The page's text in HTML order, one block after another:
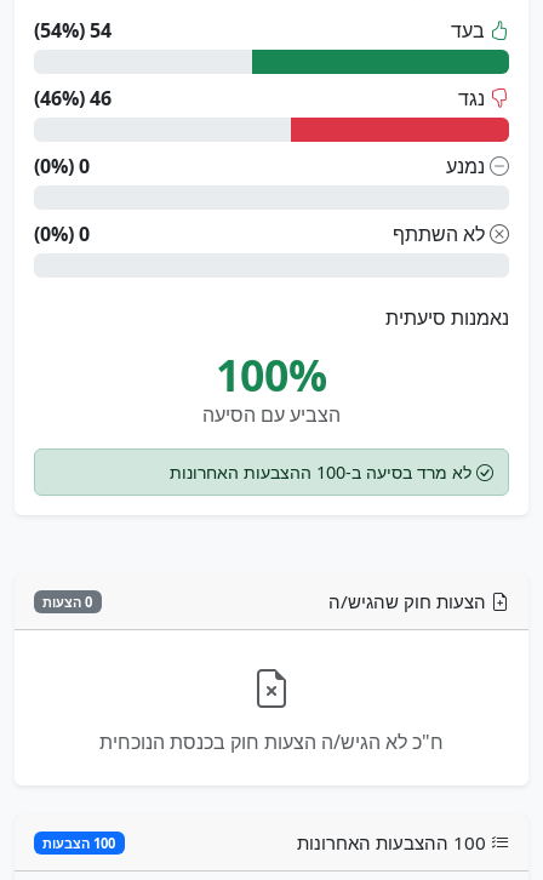
בעד
54 (54%)
נגד 46 (46%)
נמנע 0 (0%)
לא השתתף 0 (0%)
נאמנות סיעתית
100%
הצביע עם הסיעה
לא מרד בסיעה ב-100 ההצבעות האחרונות
הצעות חוק שהגיש/ה 0 הצעות
ח"כ לא הגיש/ה הצעות חוק בכנסת הנוכחית
100 הצבעות